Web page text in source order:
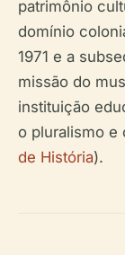
patrimônio
domínio
1971 e a
missão do
instituição
o pluralismo e
de História).